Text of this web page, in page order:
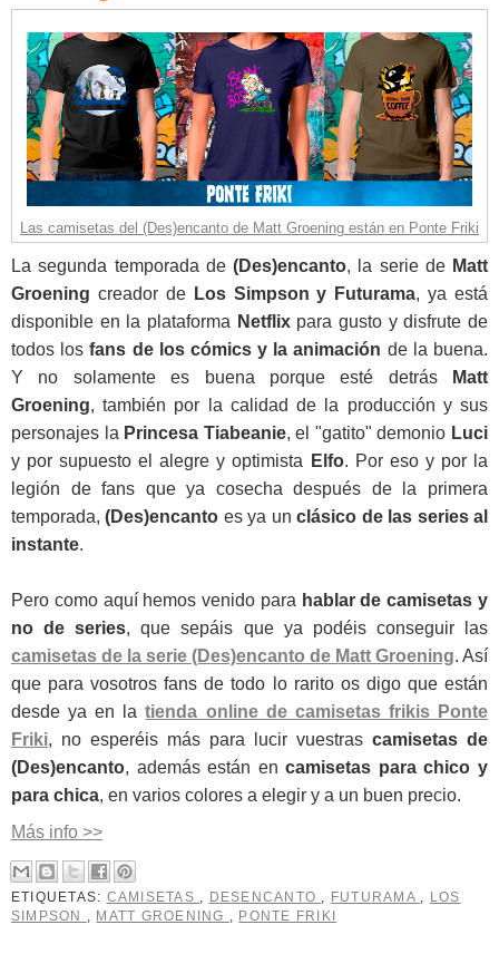
Las camisetas del (Des)encanto de Matt Groening están en Ponte Friki
La segunda temporada de (Des)encanto, la serie de Matt
Groening creador de Los Simpson y Futurama, ya está
disponible en la plataforma Netflix para gusto y disfrute de
todos los fans de los cómics y la animación de la buena.
Y no solamente es buena porque esté detrás
Matt
Groening, también por la calidad de la producción y sus
personajes la Princesa Tiabeanie, el "gatito" demonio Luci
y por supuesto el alegre y optimista Elfo. Por eso y por la
legión de fans que ya cosecha después de la primera
temporada,(Des)encanto es ya un clásico de las series al
instante.
Pero como aquí hemos venido para hablar de camisetas y
no de series, que sepáis que ya podéis conseguir las
camisetas de la serie (Des)encanto de Matt Groening. Así
que para vosotros fans de todo lo rarito os digo que están
desde ya en latienda online de camisetas frikis Ponte
Friki, no esperéis más para lucir vuestras camisetas de
(Des)encanto, además están encamisetas para chico y
para chica, en varios colores a elegir y a un buen precio.
Más info >>
ETIQUETAS: CAMISETAS , DESENCANTO , FUTURAMA , LOS
SIMPSON , MATT GROENING , PONTE FRIKI